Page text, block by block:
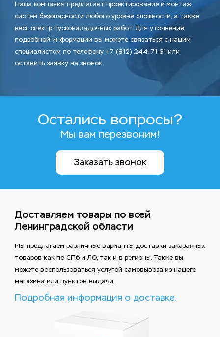
Наша компания предлагает проектирование и монтаж
систем безопасности любого уровня сложности, а также
весь спектр пусконаладочных работ. Для уточнения
подробной информации вы можете связаться с нашим
специалистом по телефону +7 (812) 244-71-31 или
оставить заявку на звонок.
Остались вопросы?
Мы вам перезвоним!
Заказать звонок
Доставляем товары по всей
Ленинградской области
Мы предлагаем различные варианты доставки заказанных
товаров как по СПб и ЛО, так и в регионы. Также вы
можете воспользоваться услугой самовывоза из нашего
магазина или пунктов выдачи.
Подробная информация о доставке.